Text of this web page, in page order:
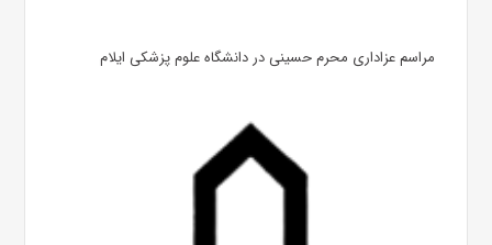
مراسم عزاداری محرم حسینی در دانشگاه علوم پزشکی ایلام